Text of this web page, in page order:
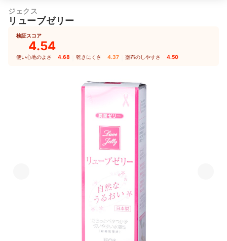
ジェクス
リューブゼリー
検証スコア
4.54
使い心地のよさ 4.68 乾きにくさ 4.37 塗布のしやすさ 4.50